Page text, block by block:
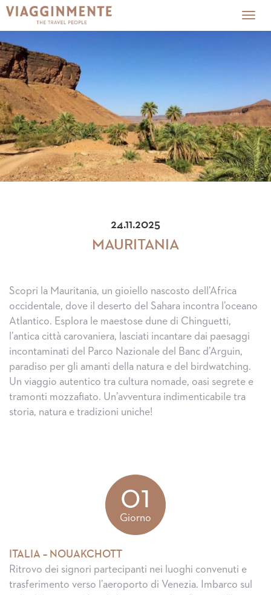
24.11.2025
MAURITANIA
Scopri la Mauritania, un gioiello nascosto dell’Africa
occidentale, dove il deserto del Sahara incontra l’oceano
Atlantico. Esplora le maestose dune di Chinguetti,
l’antica città carovaniera, lasciati incantare dai paesaggi
incontaminati del Parco Nazionale del Banc d’Arguin,
paradiso per gli amanti della natura e del birdwatching.
Un viaggio autentico tra cultura nomade, oasi segrete e
tramonti mozzafiato. Un’avventura indimenticabile tra
storia, natura e tradizioni uniche!
01
Giorno
ITALIA – NOUAKCHOTT
Ritrovo dei signori partecipanti nei luoghi convenuti e
trasferimento verso l’aeroporto di Venezia. Imbarco sul